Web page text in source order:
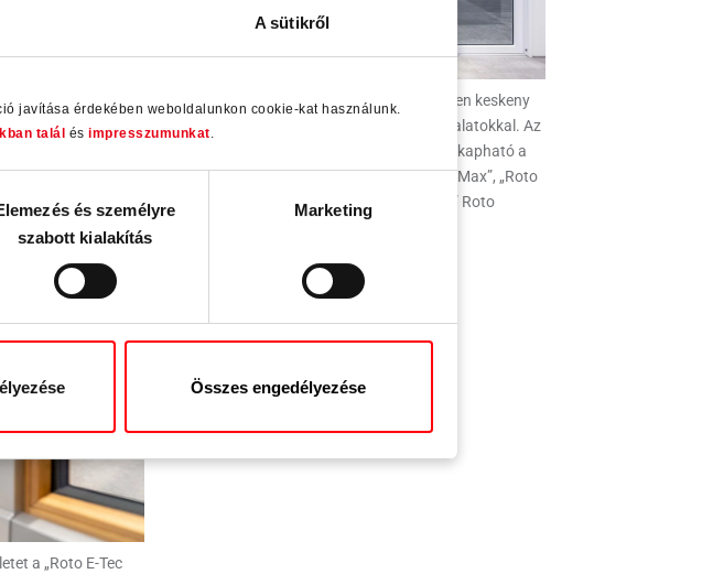
A sütikről
javítása érdekében weboldalunkon cookie-kat használunk.
talál és impresszumunkat
és személyre
szabott kialakítás
Marketing
Összes engedélyezése
tolórendszerben
2026 kiállításon
az új, 2026 végén
A küszöb kívül
Műanyag emelő-toló rendszer különösen keskeny
profilokkal és „Roto Patio Lift | Slim” vasalatokkal. Az
új „Roto Square” kilincs 2026 nyarától kapható a
„Roto Patio Inowa”, „Roto Patio Inowa | Max”, „Roto
Patio Alversa” és „Roto Patio Lift” Roto
a „Roto E-Tec